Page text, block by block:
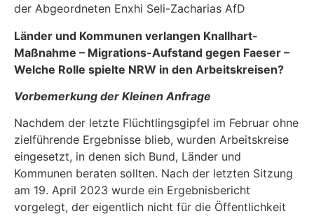
der Abgeordneten Enxhi Seli-Zacharias AfD
Länder und Kommunen verlangen Knallhart-
Maßnahme – Migrations-Aufstand gegen Faeser –
Welche Rolle spielte NRW in den Arbeitskreisen?
Vorbemerkung der Kleinen Anfrage
Nachdem der letzte Flüchtlingsgipfel im Februar ohne
zielführende Ergebnisse blieb, wurden Arbeitskreise
eingesetzt, in denen sich Bund, Länder und
Kommunen beraten sollten. Nach der letzten Sitzung
am 19. April 2023 wurde ein Ergebnisbericht
vorgelegt, der eigentlich nicht für die Öffentlichkeit